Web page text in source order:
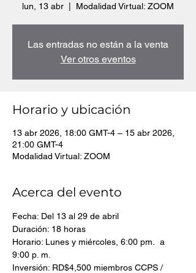
lun, 13 abr Modalidad Virtual: ZOOM
Las entradas no están a la venta
Ver otros eventos
Horario y ubicación
13 abr 2026, 18:00 GMT-4 – 15 abr 2026,
21:00 GMT-4
Modalidad Virtual: ZOOM
Acerca del evento
Fecha: Del 13 al 29 de abril
Duración: 18 horas
Horario: Lunes y miércoles, 6:00 pm.  a
9:00 p. m.
Inversión: RD$4,500 miembros CCPS /